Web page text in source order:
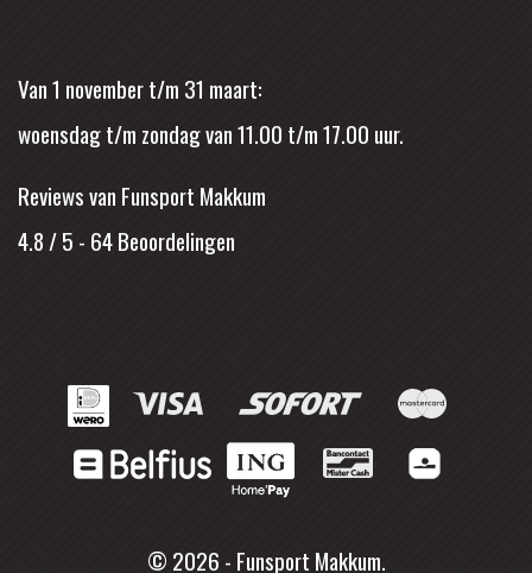
Van 1 november t/m 31 maart:
woensdag t/m zondag van 11.00 t/m 17.00 uur.
Reviews van Funsport Makkum
4.8 / 5 - 64Beoordelingen
© 2026 - Funsport Makkum.